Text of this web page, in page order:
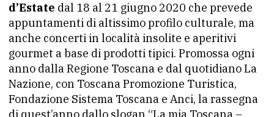
d’Estate dal 18 al 21 giugno 2020 che prevede
appuntamenti di altissimo profilo culturale, ma
anche concerti in località insolite e aperitivi
gourmet a base di prodotti tipici. Promossa ogni
anno dalla Regione Toscana e dal quotidiano La
Nazione, con Toscana Promozione Turistica,
Fondazione Sistema Toscana e Anci, la rassegna